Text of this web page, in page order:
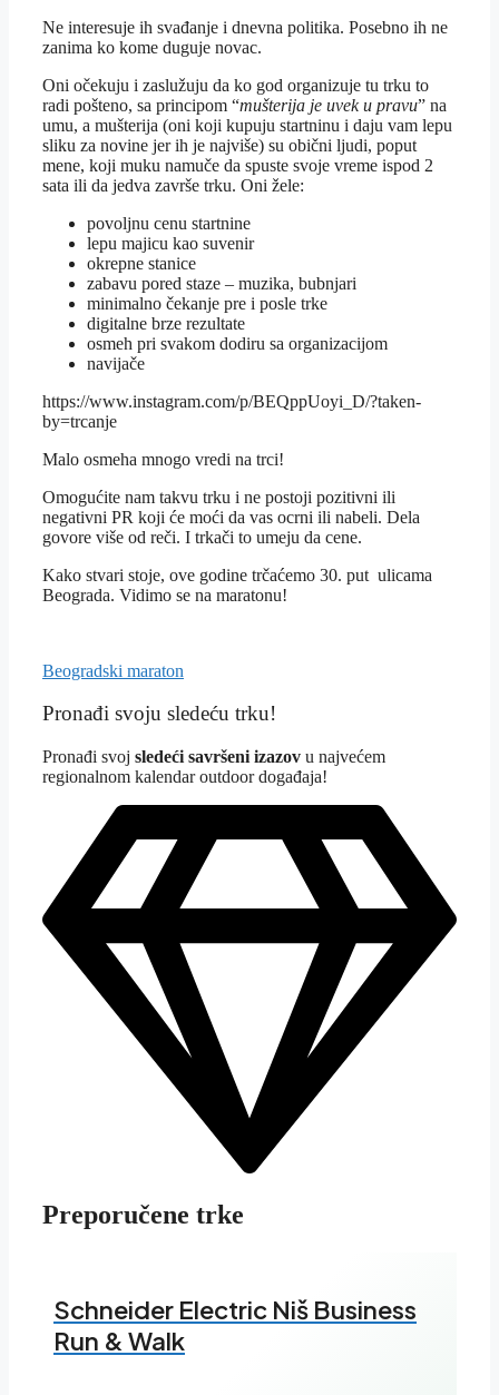
Ne interesuje ih svađanje i dnevna politika. Posebno ih ne
zanima ko kome duguje novac.
Oni očekuju i zaslužuju da ko god organizuje tu trku to
radi pošteno, sa principom “mušterija je uvek u pravu” na
umu, a mušterija (oni koji kupuju startninu i daju vam lepu
sliku za novine jer ih je najviše) su obični ljudi, poput
mene, koji muku namuče da spuste svoje vreme ispod 2
sata ili da jedva završe trku. Oni žele:
povoljnu cenu startnine
lepu majicu kao suvenir
okrepne stanice
zabavu pored staze – muzika, bubnjari
minimalno čekanje pre i posle trke
digitalne brze rezultate
osmeh pri svakom dodiru sa organizacijom
navijače
https://www.instagram.com/p/BEQppUoyi_D/?taken-
by=trcanje
Malo osmeha mnogo vredi na trci!
Omogućite nam takvu trku i ne postoji pozitivni ili
negativni PR koji će moći da vas ocrni ili nabeli. Dela
govore više od reči. I trkači to umeju da cene.
Kako stvari stoje, ove godine trčaćemo 30. put ulicama
Beograda. Vidimo se na maratonu!
Tagovi
Beogradski maraton
Pronađi svoju sledeću trku!
Pronađi svoj sledeći savršeni izazov u najvećem
regionalnom kalendar outdoor događaja!
Preporučene trke
Schneider Electric Niš Business
Run & Walk